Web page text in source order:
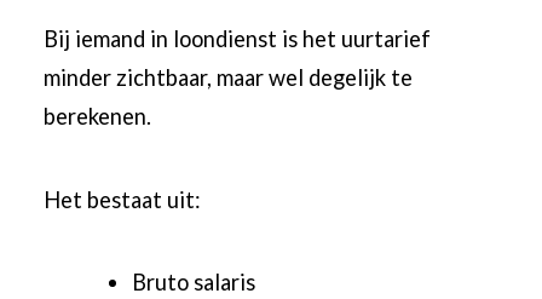
Bij iemand in loondienst is het uurtarief
minder zichtbaar, maar wel degelijk te
berekenen.
Het bestaat uit:
Bruto salaris